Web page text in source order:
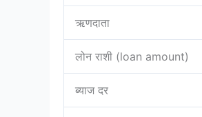
ऋणदाता
लोन राशी (loan amount)
ब्याज दर